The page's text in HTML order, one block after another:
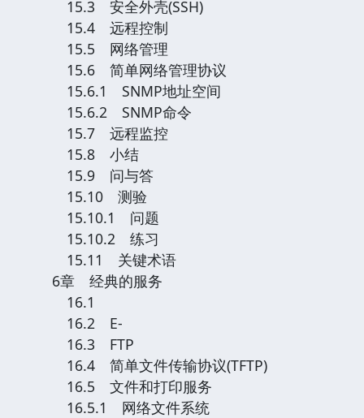
15.3 安全外壳(SSH)
15.4 远程控制
15.5 网络管理
15.6 简单网络管理协议
15.6.1 SNMP地址空间
15.6.2 SNMP命令
15.7 远程监控
15.8 小结
15.9 问与答
15.10 测验
15.10.1 问题
15.10.2 练习
15.11 关键术语
6章 经典的服务
16.1
16.2 E-
16.3 FTP
16.4 简单文件传输协议(TFTP)
16.5 文件和打印服务
16.5.1 网络文件系统